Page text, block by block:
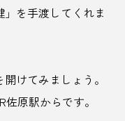
トマト
EX
を手渡してくれま
けてみましょう。
原駅からです。